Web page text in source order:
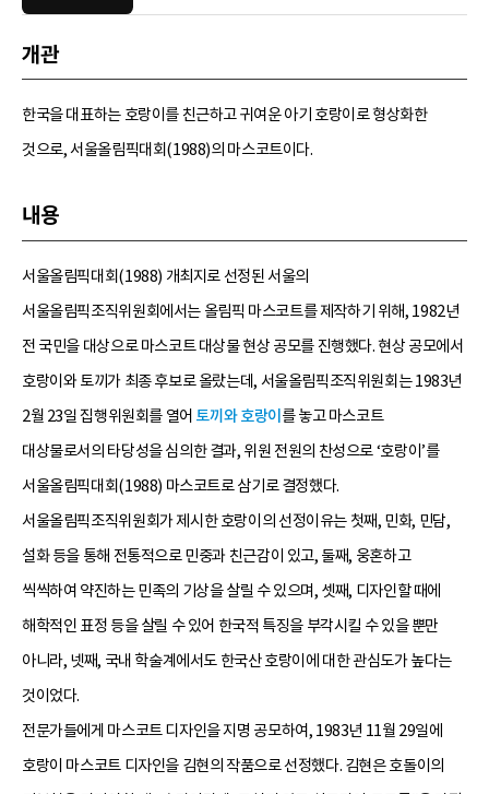
개관
한국을 대표하는 호랑이를 친근하고 귀여운 아기 호랑이로 형상화한
것으로, 서울올림픽대회(1988)의 마스코트이다.
내용
서울올림픽대회(1988) 개최지로 선정된 서울의
서울올림픽조직위원회에서는 올림픽 마스코트를 제작하기 위해, 1982년
전 국민을 대상으로 마스코트 대상물 현상 공모를 진행했다. 현상 공모에서
호랑이와 토끼가 최종 후보로 올랐는데, 서울올림픽조직위원회는 1983년
2월 23일 집행위원회를 열어 토끼와 호랑이 를 놓고 마스코트
대상물로서의 타당성을 심의한 결과, 위원 전원의 찬성으로 ‘호랑이’를
서울올림픽대회(1988) 마스코트로 삼기로 결정했다.
서울올림픽조직위원회가 제시한 호랑이의 선정이유는 첫째, 민화, 민담,
설화 등을 통해 전통적으로 민중과 친근감이 있고, 둘째, 웅혼하고
씩씩하여 약진하는 민족의 기상을 살릴 수 있으며, 셋째, 디자인할 때에
해학적인 표정 등을 살릴 수 있어 한국적 특징을 부각시킬 수 있을 뿐만
아니라, 넷째, 국내 학술계에서도 한국산 호랑이에 대한 관심도가 높다는
것이었다.
전문가들에게 마스코트 디자인을 지명 공모하여, 1983년 11월 29일에
호랑이 마스코트 디자인을 김현의 작품으로 선정했다. 김현은 호돌이의